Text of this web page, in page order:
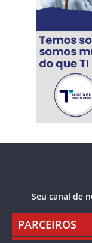
Seu canal de
PARCEIROS